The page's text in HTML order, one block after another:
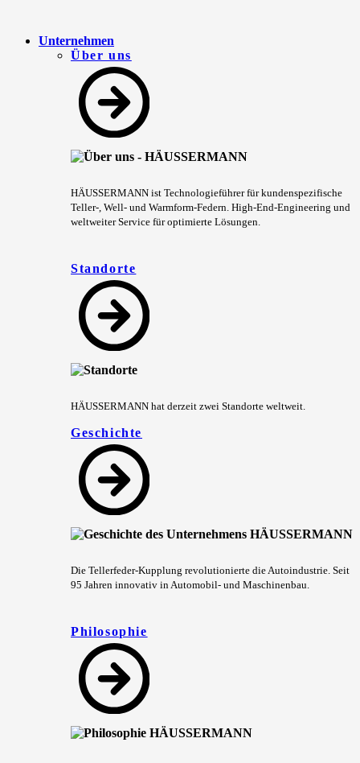
Unternehmen
Über uns
HÄUSSERMANN ist Technologieführer für kundenspezifische
Teller-, Well- und Warmform-Federn. High-End-Engineering und
weltweiter Service für optimierte Lösungen.
Standorte
HÄUSSERMANN hat derzeit zwei Standorte weltweit.
Geschichte
Die Tellerfeder-Kupplung revolutionierte die Autoindustrie. Seit
95 Jahren innovativ in Automobil- und Maschinenbau.
Philosophie